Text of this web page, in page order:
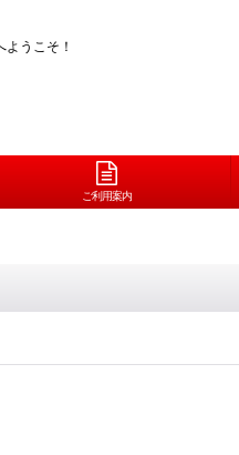
うこそ！
ご利用案内